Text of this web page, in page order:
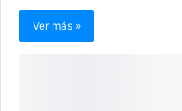
Ver más »